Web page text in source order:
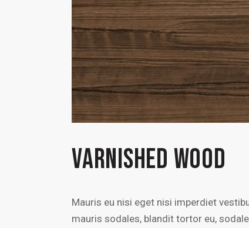
VARNISHED WOOD
Mauris eu nisi eget nisi imperdiet
mauris sodales, blandit tortor eu,